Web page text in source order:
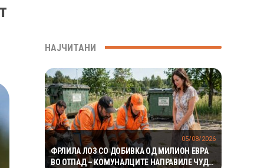
НАЈЧИТАНИ
ФРЛИЛА ЛОЗ СО ДОБИВКА ОД МИЛИОН ЕВРА
ВО ОТПАД – КОМУНАЛЦИТЕ НАПРАВИЛЕ ЧУДО
05/08/2026